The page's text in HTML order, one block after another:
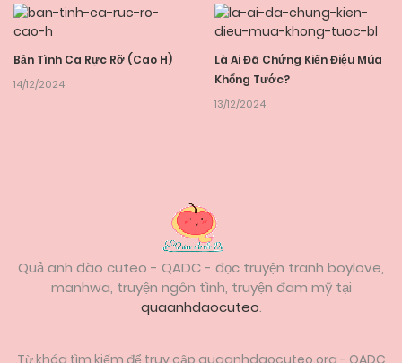
Bản Tình Ca Rực Rỡ (Cao H)
14/12/2024
Là Ai Đã Chứng Kiến Điệu Múa
Khổng Tước?
13/12/2024
Quả anh đào cuteo - QADC - đọc truyện tranh boylove,
manhwa, truyện ngôn tình, truyện đam mỹ tại
quaanhdaocuteo.